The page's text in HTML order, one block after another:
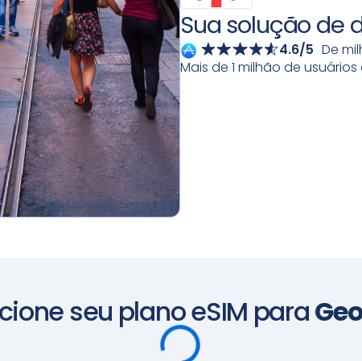
Sua solução de
4.6/5 De
Mais de 1 milhão de
seu plano eSIM para